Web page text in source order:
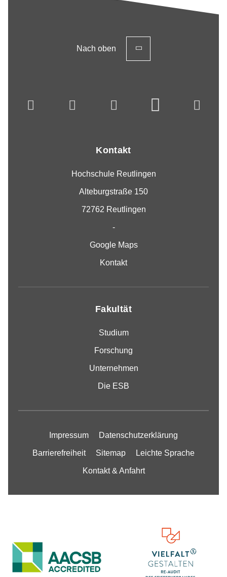
Nach oben
Kontakt
Hochschule Reutlingen
Alteburgstraße 150
72762 Reutlingen
-
Google Maps
Kontakt
Fakultät
Studium
Forschung
Unternehmen
Die ESB
Impressum Datenschutzerklärung
Barrierefreiheit Sitemap Leichte Sprache
Kontakt & Anfahrt